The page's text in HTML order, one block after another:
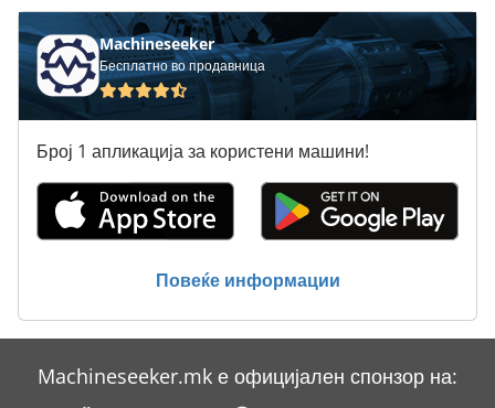
Atlas Copco Ga 45
Atlas Copco Ga 5
Atlas Copco Ga 508
Atlas Copco Ga 55
Atlas Copco Ga 55 Vsd
Atlas Copco Ga 7
Atlas Copco Ga 75
Atlas Copco Ga 808
Atlas Copco Ga 90
Machineseeker
Бесплатно во продавница
Број 1 апликација за користени машини!
Повеќе информации
Machineseeker.mk е официјален спонзор на: